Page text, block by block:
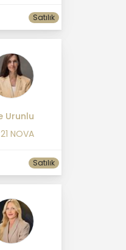
Satılık
Urunlu
NOVA
Satılık